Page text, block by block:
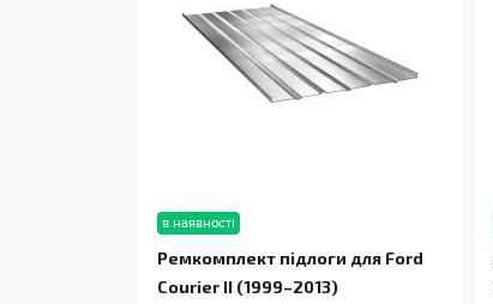
в наявності
Ремкомплект підлоги для Ford
Courier II (1999–2013)